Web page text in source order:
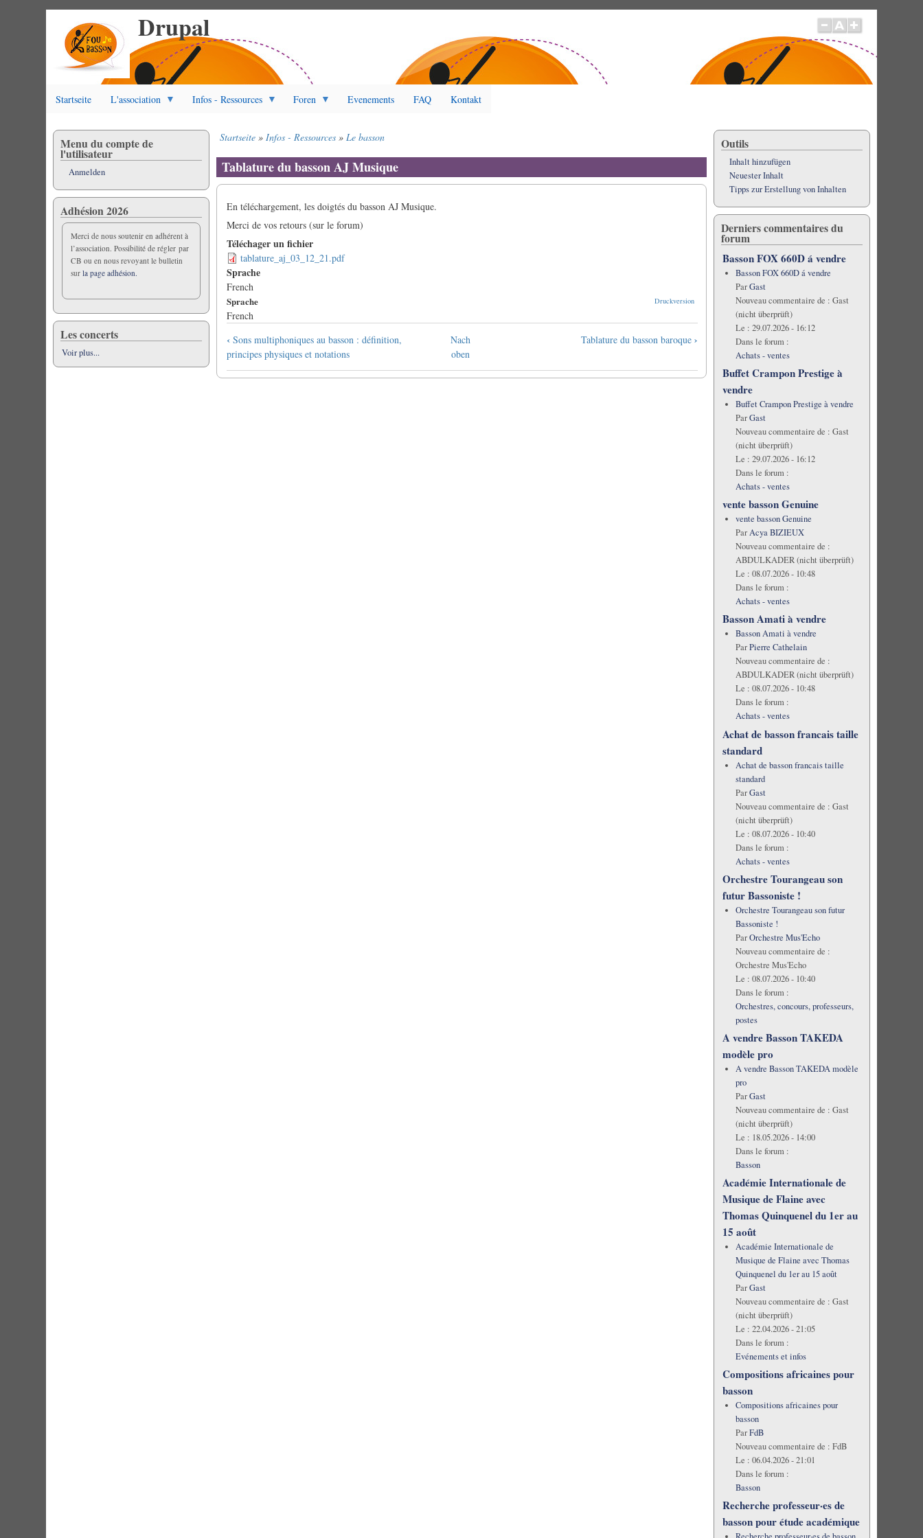
Drupal
Startseite L'association Infos - Ressources Foren Evenements FAQ Kontakt
Startseite Infos - Ressources Le basson
Tablature du basson AJ Musique
En téléchargement, les doigtés du basson AJ Musique.
Merci de vos retours (sur le forum)
Téléchager un fichier
tablature_aj_03_12_21.pdf
Sprache
French
Druckversion
Sprache
French
Links
für
das
Blättern
‹ Sons multiphoniques au basson : définition,
principes physiques et notations
Nach
oben
Tablature du basson baroque ›
Menu du compte de
l'utilisateur
Anmelden
Adhésion 2026
Merci de nous soutenir en adhérent à
l’association. Possibilité de régler par
CB ou en nous revoyant le bulletin
surla page adhésion.
Les concerts
Voir plus...
Outils
Inhalt hinzufügen
Neuester Inhalt
Tipps zur Erstellung von Inhalten
Derniers commentaires du
forum
Basson FOX 660D á vendre
Basson FOX 660D á vendre
ParGast
Nouveau commentaire de : Gast
(nicht überprüft)
Le : 29.07.2026 - 16:12
Dans le forum :
Achats - ventes
Buffet Crampon Prestige à
vendre
Buffet Crampon Prestige à vendre
ParGast
Nouveau commentaire de : Gast
(nicht überprüft)
Le : 29.07.2026 - 16:12
Dans le forum :
Achats - ventes
vente basson Genuine
vente basson Genuine
ParAcya BIZIEUX
Nouveau commentaire de :
ABDULKADER (nicht überprüft)
Le : 08.07.2026 - 10:48
Dans le forum :
Achats - ventes
Basson Amati à vendre
Basson Amati à vendre
ParPierre Cathelain
Nouveau commentaire de :
ABDULKADER (nicht überprüft)
Le : 08.07.2026 - 10:48
Dans le forum :
Achats - ventes
Achat de basson francais taille
standard
Achat de basson francais taille
standard
ParGast
Nouveau commentaire de : Gast
(nicht überprüft)
Le : 08.07.2026 - 10:40
Dans le forum :
Achats - ventes
Orchestre Tourangeau son
futur Bassoniste !
Orchestre Tourangeau son futur
Bassoniste !
ParOrchestre Mus'Echo
Nouveau commentaire de :
Orchestre Mus'Echo
Le : 08.07.2026 - 10:40
Dans le forum :
Orchestres, concours, professeurs,
postes
A vendre Basson TAKEDA
modèle pro
A vendre Basson TAKEDA modèle
pro
ParGast
Nouveau commentaire de : Gast
(nicht überprüft)
Le : 18.05.2026 - 14:00
Dans le forum :
Basson
Académie Internationale de
Musique de Flaine avec
Thomas Quinquenel du 1er au
15 août
Académie Internationale de
Musique de Flaine avec Thomas
Quinquenel du 1er au 15 août
ParGast
Nouveau commentaire de : Gast
(nicht überprüft)
Le : 22.04.2026 - 21:05
Dans le forum :
Evénements et infos
Compositions africaines pour
basson
Compositions africaines pour
basson
ParFdB
Nouveau commentaire de : FdB
Le : 06.04.2026 - 21:01
Dans le forum :
Basson
Recherche professeur·es de
basson pour étude académique